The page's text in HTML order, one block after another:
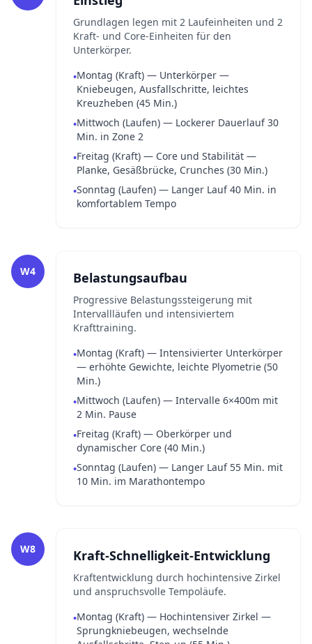
Grundlagen legen mit 2 Laufeinheiten und 2
Kraft- und Core-Einheiten für den
Unterkörper.
•Montag (Kraft) — Unterkörper —
Kniebeugen, Ausfallschritte, leichtes
Kreuzheben (45 Min.)
•Mittwoch (Laufen) — Lockerer Dauerlauf 30
Min. in Zone 2
•Freitag (Kraft) — Core und Stabilität —
Planke, Gesäßbrücke, Crunches (30 Min.)
•Sonntag (Laufen) — Langer Lauf 40 Min. in
komfortablem Tempo
W4 Belastungsaufbau
Progressive Belastungssteigerung mit
Intervallläufen und intensiviertem
Krafttraining.
•Montag (Kraft) — Intensivierter Unterkörper
— erhöhte Gewichte, leichte Plyometrie (50
Min.)
•Mittwoch (Laufen) — Intervalle 6×400m mit
2 Min. Pause
•Freitag (Kraft) — Oberkörper und
dynamischer Core (40 Min.)
•Sonntag (Laufen) — Langer Lauf 55 Min. mit
10 Min. im Marathontempo
W8 Kraft-Schnelligkeit-Entwicklung
Kraftentwicklung durch hochintensive Zirkel
und anspruchsvolle Tempoläufe.
•Montag (Kraft) — Hochintensiver Zirkel —
Sprungkniebeugen, wechselnde